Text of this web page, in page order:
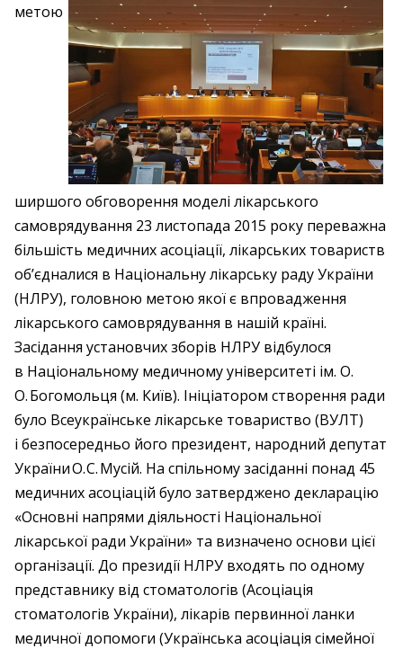
метою
ширшого обговорення моделі лікарського
самоврядування 23 листопада 2015 року переважна
більшість медичних асоціації, лікарських товариств
об’єдналися в Національну лікарську раду України
(НЛРУ), головною метою якої є впровадження
лікарського самоврядування в нашій країні.
Засідання установчих зборів НЛРУ відбулося
в Національному медичному університеті ім. О.
О. Богомольця (м. Київ). Ініціатором створення ради
було Всеукраїнське лікарське товариство (ВУЛТ)
і безпосередньо його президент, народний депутат
України О. С. Мусій. На спільному засіданні понад 45
медичних асоціацій було затверджено декларацію
«Основні напрями діяльності Національної
лікарської ради України» та визначено основи цієї
організації. До президії НЛРУ входять по одному
представнику від стоматологів (Асоціація
стоматологів України), лікарів первинної ланки
медичної допомоги (Українська асоціація сімейної